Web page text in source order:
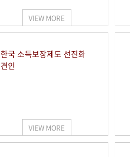
VIEW MORE
한국 소득보장제도 선진화
견인
VIEW MORE